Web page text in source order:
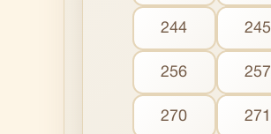
244 245
256 257
270 271